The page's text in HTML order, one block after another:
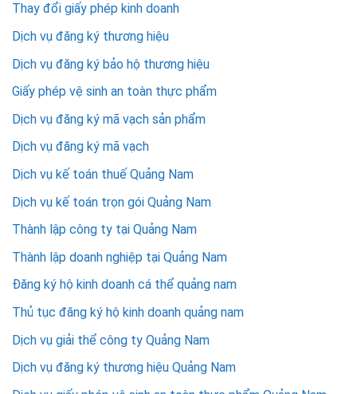
Thay đổi giấy phép kinh doanh
Dịch vụ đăng ký thương hiệu
Dịch vụ đăng ký bảo hộ thương hiệu
Giấy phép vệ sinh an toàn thực phẩm
Dịch vụ đăng ký mã vạch sản phẩm
Dịch vụ đăng ký mã vạch
Dịch vụ kế toán thuế Quảng Nam
Dịch vụ kế toán trọn gói Quảng Nam
Thành lập công ty tại Quảng Nam
Thành lập doanh nghiệp tại Quảng Nam
Đăng ký hộ kinh doanh cá thể quảng nam
Thủ tục đăng ký hộ kinh doanh quảng nam
Dịch vụ giải thể công ty Quảng Nam
Dịch vụ đăng ký thương hiệu Quảng Nam